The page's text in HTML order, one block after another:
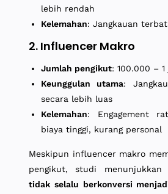
lebih rendah
Kelemahan: Jangkauan
2. Influencer Makro
Jumlah pengikut: 100.000 –
Keunggulan utama:
secara lebih luas
Kelemahan: Engagement
biaya tinggi, kurang personal
Meskipun influencer makro
pengikut, studi menunjukkan
tidak selalu berkonversi